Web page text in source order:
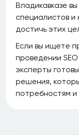
Владикавказе
специалистов и
достичь этих
Если вы ищете
проведении
эксперты
решения,
потребностям